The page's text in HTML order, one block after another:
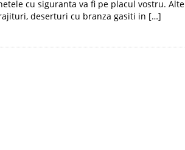
cu siguranta va fi pe placul vostru. Alte
deserturi cu branza gasiti in […]